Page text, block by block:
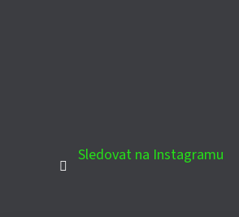
Sledovat na Instagramu